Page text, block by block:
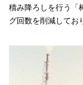
積み降ろしを行う「
グ回数を削減してお